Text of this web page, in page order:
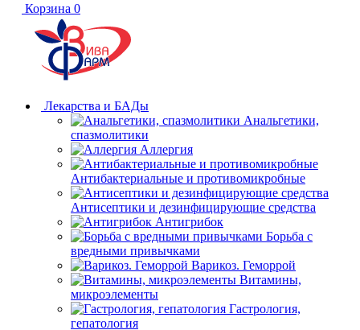
Корзина 0
Лекарства и БАДы
Анальгетики,
спазмолитики
Аллергия
Антибактериальные и противомикробные
Антисептики и дезинфицирующие средства
Антигрибок
Борьба с
вредными привычками
Варикоз. Геморрой
Витамины,
микроэлементы
Гастрология,
гепатология